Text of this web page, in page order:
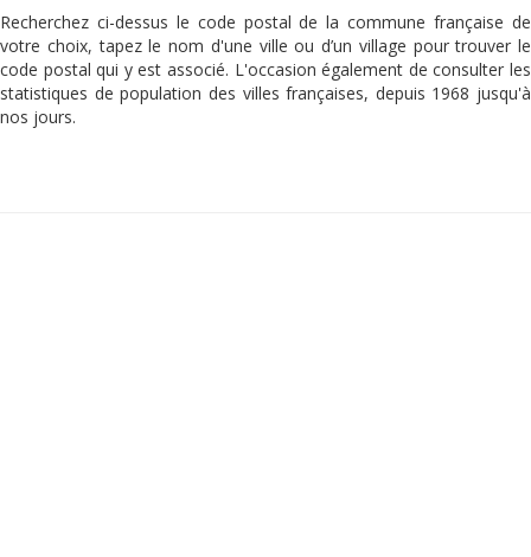
Recherchez ci-dessus le code postal de la commune française de
votre choix, tapez le nom d'une ville ou d’un village pour trouver le
code postal qui y est associé. L'occasion également de consulter les
statistiques de population des villes françaises, depuis 1968 jusqu'à
nos jours.